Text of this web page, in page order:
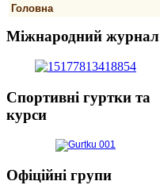
Головна
Міжнародний журнал
Спортивнi гуртки та
курси
Офіційні групи